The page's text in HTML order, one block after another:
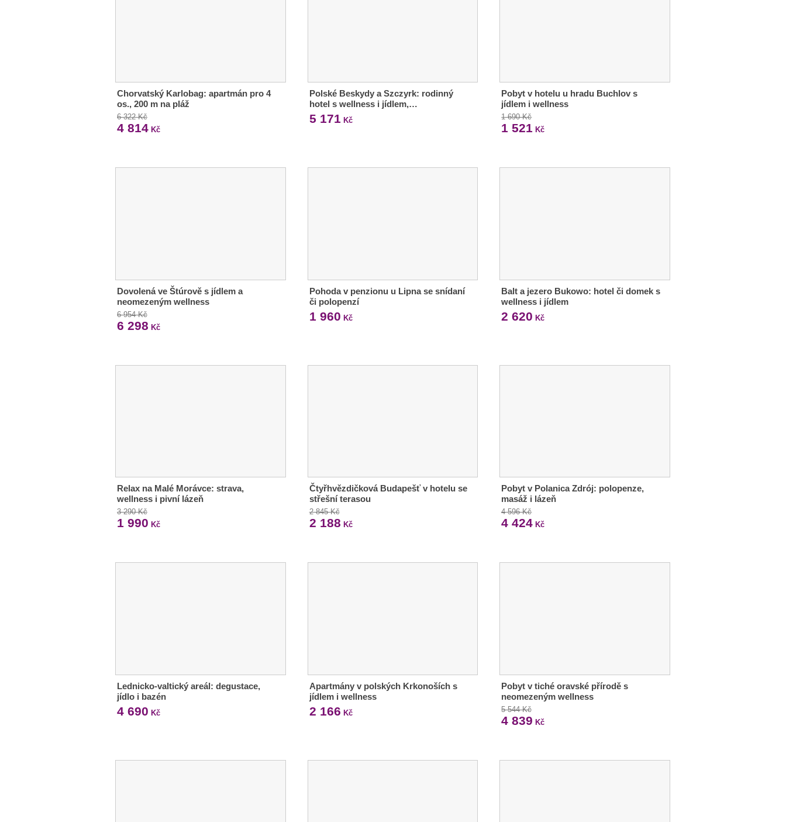
Chorvatský Karlobag: apartmán pro 4
os., 200 m na pláž
6 322 Kč
4 814 Kč
Polské Beskydy a Szczyrk: rodinný
hotel s wellness i jídlem,…
5 171 Kč
Pobyt v hotelu u hradu Buchlov s
jídlem i wellness
1 690 Kč
1 521 Kč
Dovolená ve Štúrově s jídlem a
neomezeným wellness
6 954 Kč
6 298 Kč
Pohoda v penzionu u Lipna se snídaní
či polopenzí
1 960 Kč
Balt a jezero Bukowo: hotel či domek s
wellness i jídlem
2 620 Kč
Relax na Malé Morávce: strava,
wellness i pivní lázeň
3 290 Kč
1 990 Kč
Čtyřhvězdičková Budapešť v hotelu se
střešní terasou
2 845 Kč
2 188 Kč
Pobyt v Polanica Zdrój: polopenze,
masáž i lázeň
4 596 Kč
4 424 Kč
Lednicko-valtický areál: degustace,
jídlo i bazén
4 690 Kč
Apartmány v polských Krkonoších s
jídlem i wellness
2 166 Kč
Pobyt v tiché oravské přírodě s
neomezeným wellness
5 544 Kč
4 839 Kč